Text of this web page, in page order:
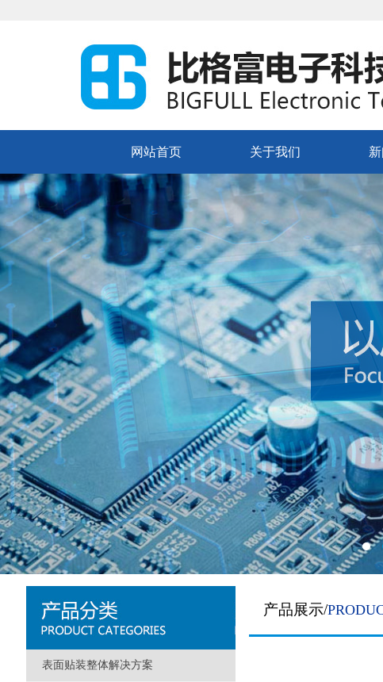
网站首页 关于我们
表面贴装整体解决方案
产品展示/